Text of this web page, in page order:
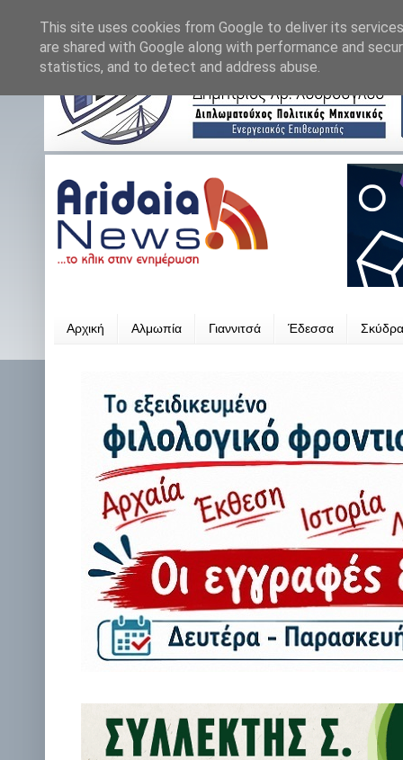
Αρχική Αλμωπία Γιαννιτσά Έδεσσα Σκύδρα
This site uses cookies from Google to deliver its
are shared with Google along with performance and
statistics, and to detect and address abuse.